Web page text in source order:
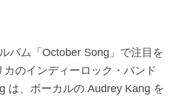
バム「October Song」で注目を
カのインディーロック・バンド
は、ボーカルの Audrey Kang を